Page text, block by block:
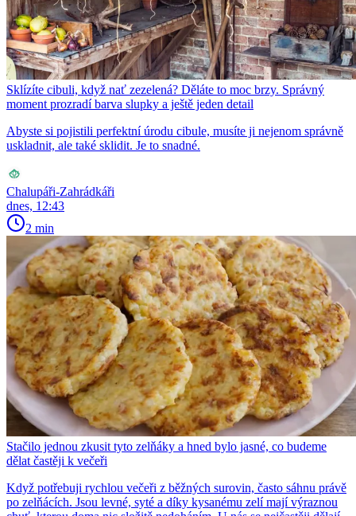
Sklízíte cibuli, když nať zezelená? Děláte to moc brzy. Správný
moment prozradí barva slupky a ještě jeden detail
Abyste si pojistili perfektní úrodu cibule, musíte ji nejenom správně
uskladnit, ale také sklidit. Je to snadné.
Chalupáři-Zahrádkáři
dnes, 12:43
2 min
Stačilo jednou zkusit tyto zelňáky a hned bylo jasné, co budeme
dělat častěji k večeři
Když potřebuji rychlou večeři z běžných surovin, často sáhnu právě
po zelňácích. Jsou levné, syté a díky kysanému zelí mají výraznou